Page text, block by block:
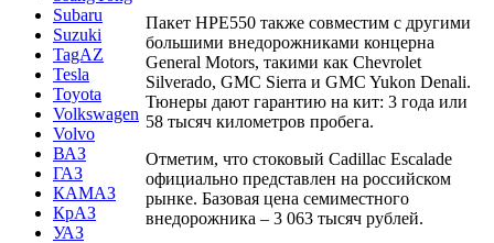
Subaru
Suzuki
TagAZ
Tesla
Toyota
Volkswagen
Volvo
ВАЗ
ГАЗ
КАМАЗ
КрАЗ
УАЗ
Пакет HPE550 также совместим с другими
большими внедорожниками концерна
General Motors, такими как Chevrolet
Silverado, GMC Sierra и GMC Yukon Denali.
Тюнеры дают гарантию на кит: 3 года или
58 тысяч километров пробега.
Отметим, что стоковый Cadillac Escalade
официально представлен на российском
рынке. Базовая цена семиместного
внедорожника – 3 063 тысяч рублей.